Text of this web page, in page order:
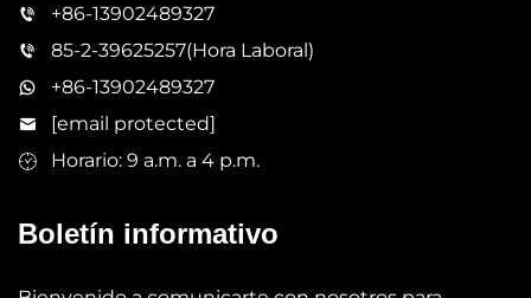
+86-13902489327
85-2-39625257(Hora Laboral)
+86-13902489327
[email protected]
Horario: 9 a.m. a 4 p.m.
Boletín informativo